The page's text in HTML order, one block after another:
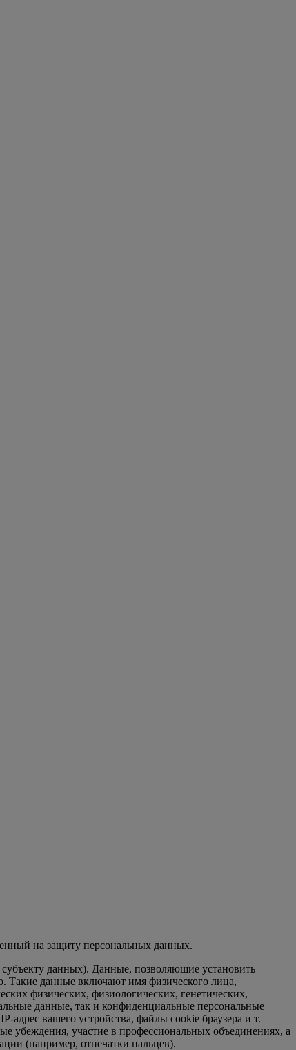
на защиту персональных данных.
данных). Данные, позволяющие установить
Такие данные включают имя физического лица,
физических, физиологических, генетических,
данные, так и конфиденциальные персональные
адрес вашего устройства, файлы cookie браузера и т.
убеждения, участие в профессиональных объединениях, а
(например, отпечатки пальцев).